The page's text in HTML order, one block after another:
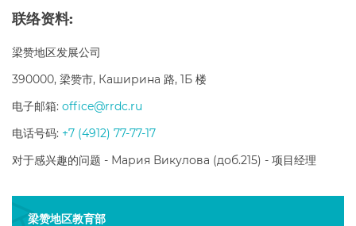
联络资料:
梁赞地区发展公司
390000, 梁赞市, Каширина 路, 1Б 楼
电子邮箱: office@rrdc.ru
电话号码: +7 (4912) 77-77-17
对于感兴趣的问题 - Мария Викулова (доб.215) - 项目经理
梁赞地区教育部